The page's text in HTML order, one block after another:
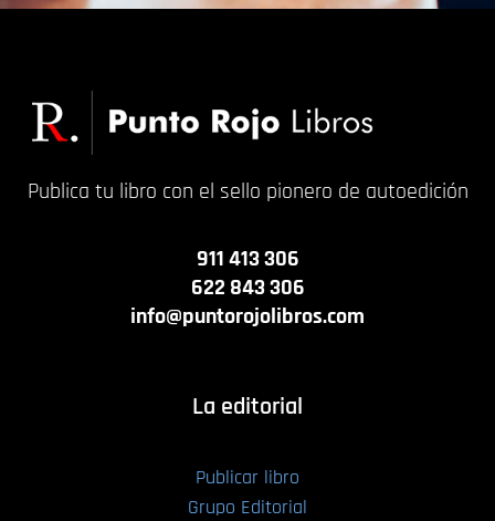
Publica tu libro con el sello pionero de autoedición
911 413 306
622 843 306
info@puntorojolibros.com
La editorial
Publicar libro
Grupo Editorial